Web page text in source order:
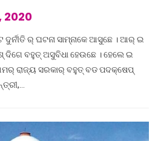
2020
ର୍ ଘଟନା ସାମ୍ନାକେ ଆସୁଛେ । ଆର୍ ଇ
ଦିଗେ ବହୁତ୍ ଅସୁବିଧା ହେଉଛେ । ହେଲେ ଇ
ରାଜ୍ୟ ସରକାର୍ ବହୁତ୍ ବଡ ପଦକ୍ଷେପ୍